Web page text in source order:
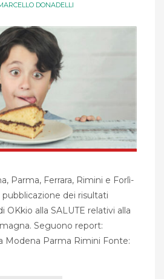
DONADELLI
Parma, Ferrara, Rimini e Forlì-
dei risultati
OKkio alla SALUTE relativi alla
Seguono report:
Modena Parma Rimini Fonte: